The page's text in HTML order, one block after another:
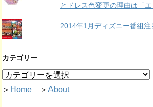
とドレス色変更の理由は「エ
2014年1月ディズニー番組注
カテゴリー
＞ Home ＞About